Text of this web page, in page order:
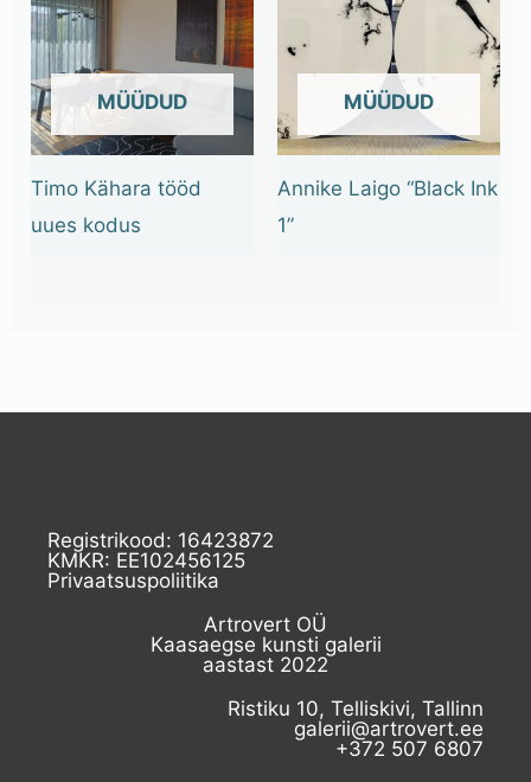
OUT OF STOCK
Timo Kähara tööd
uues kodus
OUT OF STOCK
Annike Laigo “Black Ink
1”
Registrikood: 16423872
KMKR: EE102456125
Privaatsuspoliitika
Artrovert OÜ
Kaasaegse kunsti galerii
aastast 2022
Ristiku 10, Telliskivi, Tallinn
galerii@artrovert.ee
+372 507 6807​